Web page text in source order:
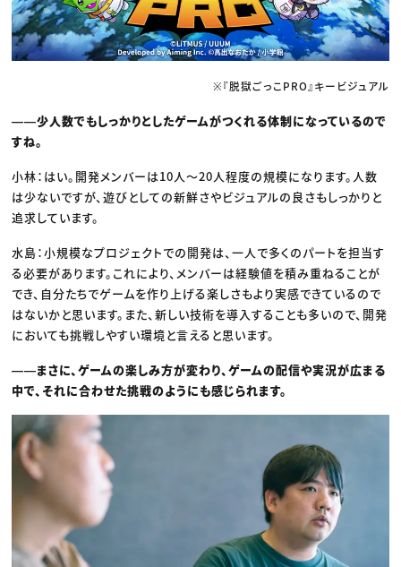
※『脱獄ごっこPRO』キービジュアル
――少人数でもしっかりとしたゲームがつくれる体制になっているので
すね。
小林：はい。開発メンバーは10人〜20人程度の規模になります。人数
は少ないですが、遊びとしての新鮮さやビジュアルの良さもしっかりと
追求しています。
水島：小規模なプロジェクトでの開発は、一人で多くのパートを担当す
る必要があります。これにより、メンバーは経験値を積み重ねることが
でき、自分たちでゲームを作り上げる楽しさもより実感できているので
はないかと思います。また、新しい技術を導入することも多いので、開発
においても挑戦しやすい環境と言えると思います。
――まさに、ゲームの楽しみ方が変わり、ゲームの配信や実況が広まる
中で、それに合わせた挑戦のようにも感じられます。